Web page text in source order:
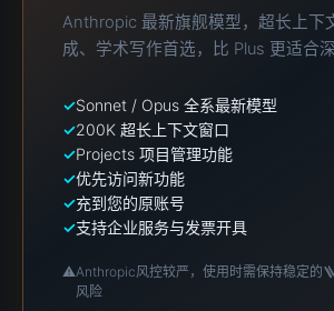
Anthropic 最新旗舰模型，超长上下
成、学术写作首选，比 Plus 更适合深
Sonnet / Opus 全系最新模型
200K 超长上下文窗口
Projects 项目管理功能
优先访问新功能
充到您的原账号
支持企业服务与发票开具
⚠️Anthropic风控较严，使用时需保持稳定的
风险